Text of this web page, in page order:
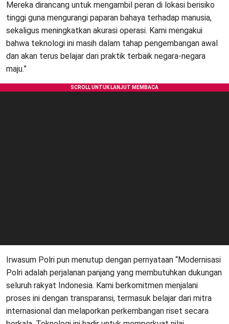
Mereka dirancang untuk mengambil peran di lokasi berisiko
tinggi guna mengurangi paparan bahaya terhadap manusia,
sekaligus meningkatkan akurasi operasi. Kami mengakui
bahwa teknologi ini masih dalam tahap pengembangan awal
dan akan terus belajar dari praktik terbaik negara-negara
maju.”
Irwasum Polri pun menutup dengan pernyataan “Modernisasi
Polri adalah perjalanan panjang yang membutuhkan dukungan
seluruh rakyat Indonesia. Kami berkomitmen menjalani
proses ini dengan transparansi, termasuk belajar dari mitra
internasional dan melaporkan perkembangan riset secara